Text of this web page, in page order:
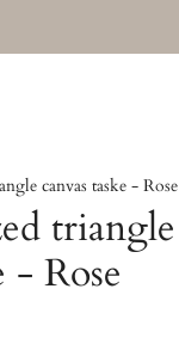
canvas taske - Rose
triangle
- Rose